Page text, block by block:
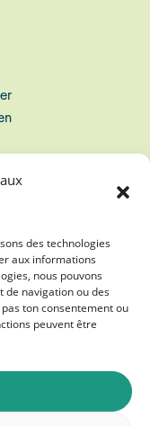
des technologies
aux informations
nous pouvons
de navigation ou des
ton consentement ou
peuvent être
947
A.s.b.l.